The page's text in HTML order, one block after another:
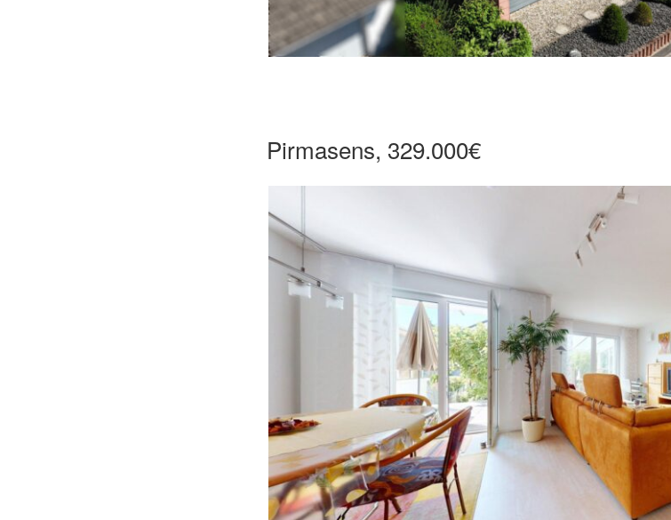
Pirmasens, 329.000€